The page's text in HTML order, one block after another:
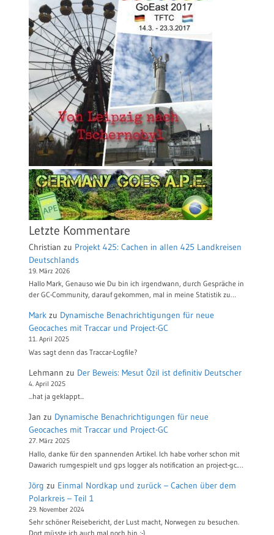
Letzte Kommentare
Christian zu Projekt 425: Cachen in allen 425 Landkreisen
Deutschlands
19. März 2026
Hallo Mark, Genauso wie Du bin ich irgendwann, durch Gespräche in
der GC-Community, darauf gekommen, mal in meine Statistik zu…
Mark zu Dynamische Benachrichtigungen für neue
Geocaches mit Traccar und Project-GC
11. April 2025
Was sagt denn das Traccar-Logfile?
Lehmann zu Der Beweis: Mesut Özil ist definitiv Deutscher
4. April 2025
...hat ja geklappt...
Jan zu Dynamische Benachrichtigungen für neue
Geocaches mit Traccar und Project-GC
27. März 2025
Hallo, danke für den spannenden Artikel. Ich habe vorher schon mit
Dawarich rumgespielt und gps logger als notification an project-gc.…
Jörg zu Einmal Nordkap und zurück – Cachen über dem
Polarkreis – Teil 1
29. November 2024
Sehr schöner Reisebericht, der Lust macht, Norwegen zu besuchen.
Dort müsste ich auch mal noch hin ;-)